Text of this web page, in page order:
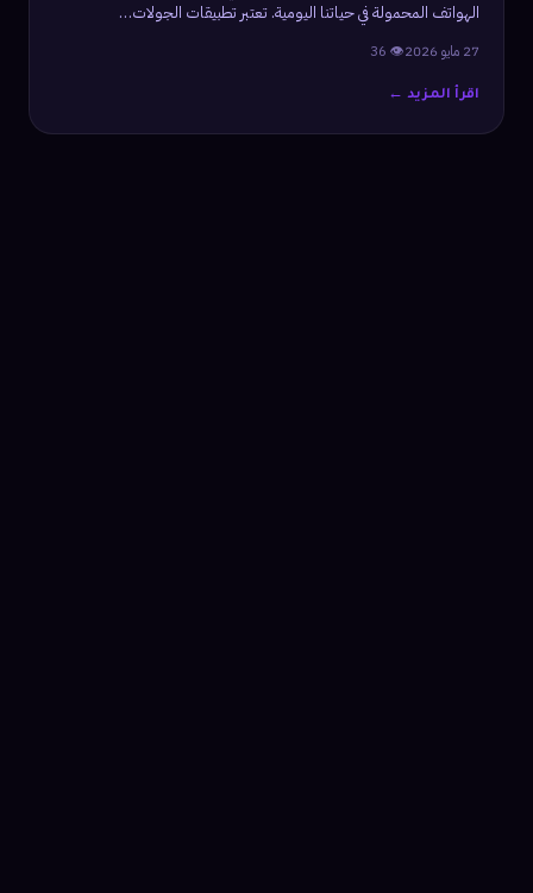
الهواتف المحمولة في حياتنا اليومية. تعتبر تطبيقات الجولات…
27 مايو 2026 👁 36
اقرأ المزيد ←